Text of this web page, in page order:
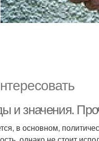
и значения.
в основном,